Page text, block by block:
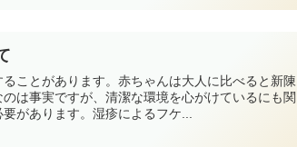
ことがあります。赤ちゃんは大人に比べると新陳
は事実ですが、清潔な環境を心がけているにも関
があります。湿疹によるフケ...